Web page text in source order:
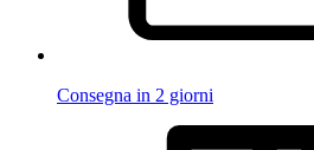
Consegna in 2 giorni